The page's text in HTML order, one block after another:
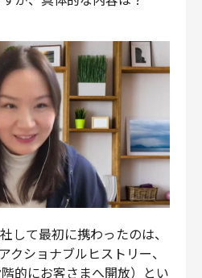
して最初に携わったのは、
ショナブルヒストリー、
的にお客さまへ開放）とい